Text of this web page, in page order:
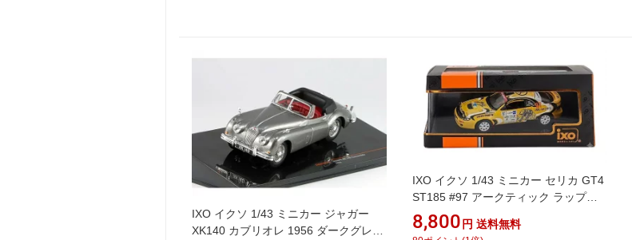
IXO イクソ 1/43 ミニカー ジャガー
XK140 カブリオレ 1956 ダークグレー
IXO イクソ 1/43 ミニカー セリカ GT4
ST185 #97 アークティック ラップラ
ンド 2024 Latvala Hanninen
RAM0992
8,800 円 送料無料